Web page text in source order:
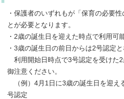
・保護者のいずれもが「保育の必要
とが必要となります。
・2歳の誕生日を迎えた時点で利用可
・3歳の誕生日の前日からは2号認定と
利用開始日時点で3号認定を受けた
御注意ください。
（例）4月1日に3歳の誕生日を迎え
号認定